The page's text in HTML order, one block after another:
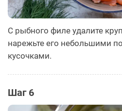
С рыбного филе удалите
нарежьте его небольшими
кусочками.
Шаг 6